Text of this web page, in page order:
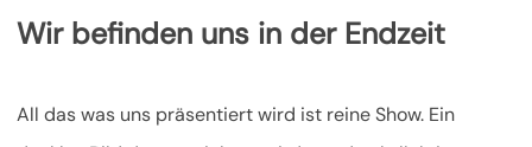
Wir befinden uns in der Endzeit
All das was uns präsentiert wird ist reine Show. Ein